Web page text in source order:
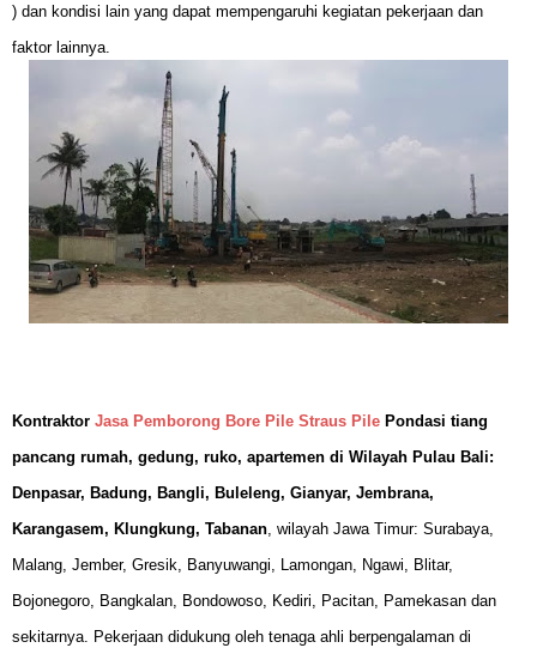
) dan kondisi lain yang dapat mempengaruhi kegiatan pekerjaan dan
faktor lainnya.
Kontraktor Jasa Pemborong Bore Pile Straus Pile Pondasi tiang
pancang rumah, gedung, ruko, apartemen di Wilayah Pulau Bali:
Denpasar, Badung, Bangli, Buleleng, Gianyar, Jembrana,
Karangasem, Klungkung, Tabanan , wilayah Jawa Timur: Surabaya,
Malang, Jember, Gresik, Banyuwangi, Lamongan, Ngawi, Blitar,
Bojonegoro, Bangkalan, Bondowoso, Kediri, Pacitan, Pamekasan dan
sekitarnya.
Pekerjaan didukung oleh tenaga ahli berpengalaman di